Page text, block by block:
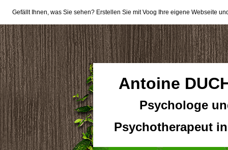
Antoine
Psychologe
Psychotherapeut
Gefällt Ihnen, was Sie sehen? Erstellen Sie mit Voog Ihre eigene Webseite